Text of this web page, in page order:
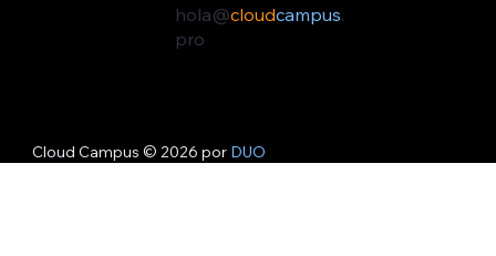
Cloud Campus © 2026 por DUO
hola@cloudcampus.
pro